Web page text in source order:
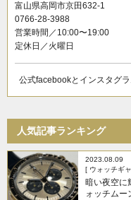
富山県高岡市京田632-1
0766-28-3988
営業時間／10:00〜19:00
定休日／火曜日
公式facebookとインスタグ
人気記事ランキング
2023.08.09
[ ウォッチギ
暗い夜空に
ォッチムー